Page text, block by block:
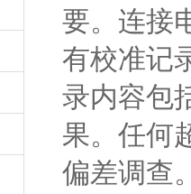
要。连接
有校准记
录内容包
果。任何
偏差调查